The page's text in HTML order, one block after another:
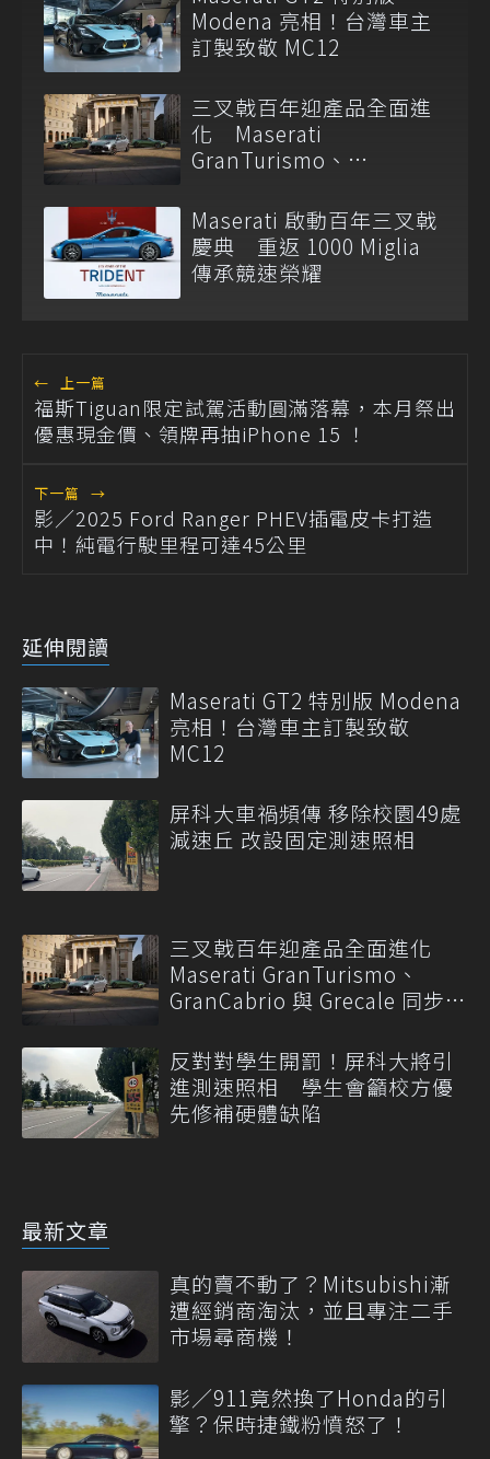
Modena 亮相！台灣車主
訂製致敬 MC12
三叉戟百年迎產品全面進
化 Maserati
GranTurismo、
步升級
Maserati 啟動百年三叉戟
慶典 重返 1000 Miglia
傳承競速榮耀
← 上一篇
福斯Tiguan限定試駕活動圓滿落幕，本月祭出
優惠現金價、領牌再抽iPhone 15 ！
下一篇 →
影／2025 Ford Ranger PHEV插電皮卡打造
中！純電行駛里程可達45公里
延伸閱讀
Maserati GT2 特別版 Modena
亮相！台灣車主訂製致敬
MC12
屏科大車禍頻傳 移除校園49處
減速丘 改設固定測速照相
三叉戟百年迎產品全面進化
Maserati GranTurismo、
GranCabrio 與 Grecale 同步升
反對對學生開罰！屏科大將引
進測速照相 學生會籲校方優
先修補硬體缺陷
最新文章
真的賣不動了？Mitsubishi漸
遭經銷商淘汰，並且專注二手
市場尋商機！
影／911竟然換了Honda的引
擎？保時捷鐵粉憤怒了！